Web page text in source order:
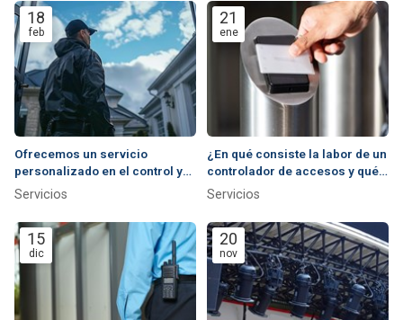
18
feb
Ofrecemos un servicio
personalizado en el control y
gestión auxiliar
Servicios
21
ene
¿En qué consiste la labor de un
controlador de accesos y qué
garantías le brindamos?
Servicios
15
dic
20
nov